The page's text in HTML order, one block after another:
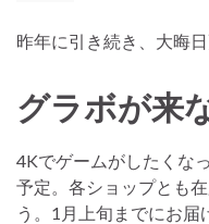
昨年に引き続き、大晦日
グラボが来
4Kでゲームがしたくな
予定。各ショップとも
う。1月上旬までにお